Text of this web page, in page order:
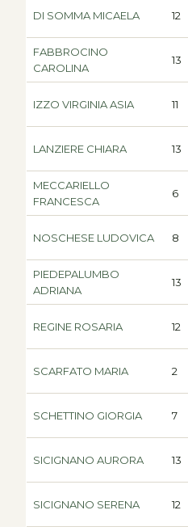
DI SOMMA MICAELA 12
FABBROCINO
CAROLINA
13
IZZO VIRGINIA ASIA 11
LANZIERE CHIARA 13
MECCARIELLO
FRANCESCA
6
NOSCHESE LUDOVICA 8
PIEDEPALUMBO
ADRIANA
13
REGINE ROSARIA 12
SCARFATO MARIA 2
SCHETTINO GIORGIA 7
SICIGNANO AURORA 13
SICIGNANO SERENA 12